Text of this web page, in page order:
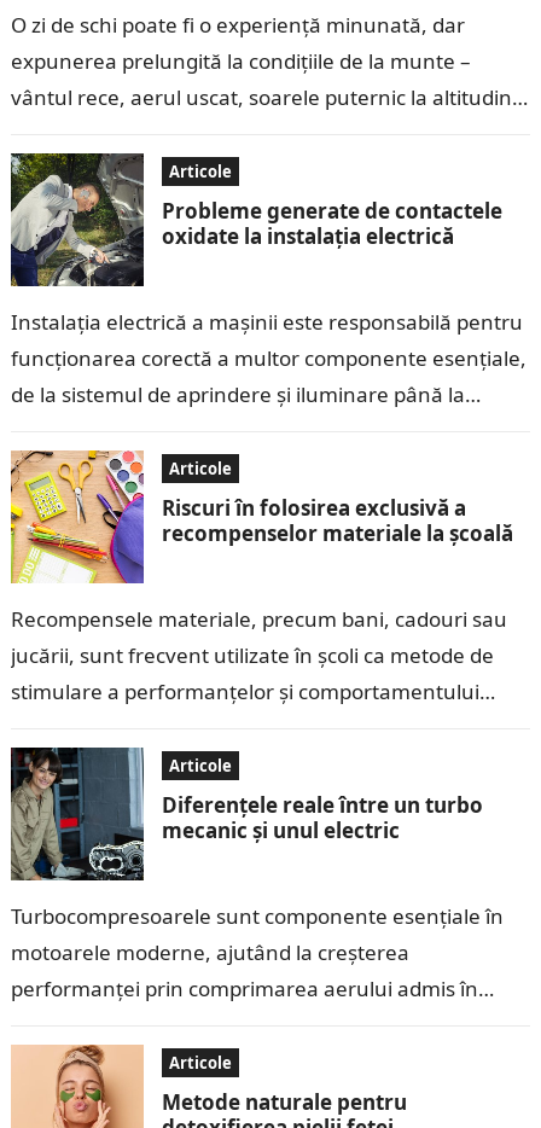
O zi de schi poate fi o experiență minunată, dar
expunerea prelungită la condițiile de la munte –
vântul rece, aerul uscat, soarele puternic la altitudini
Articole
Probleme generate de contactele
oxidate la instalația electrică
Instalația electrică a mașinii este responsabilă pentru
funcționarea corectă a multor componente esențiale,
de la sistemul de aprindere și iluminare până la
electrice, care…
Articole
Riscuri în folosirea exclusivă a
recompenselor materiale la școală
Recompensele materiale, precum bani, cadouri sau
jucării, sunt frecvent utilizate în școli ca metode de
stimulare a performanțelor și comportamentului
pe…
Articole
Diferențele reale între un turbo
mecanic și unul electric
Turbocompresoarele sunt componente esențiale în
motoarele moderne, ajutând la creșterea
performanței prin comprimarea aerului admis în
pe piață au…
Articole
Metode naturale pentru